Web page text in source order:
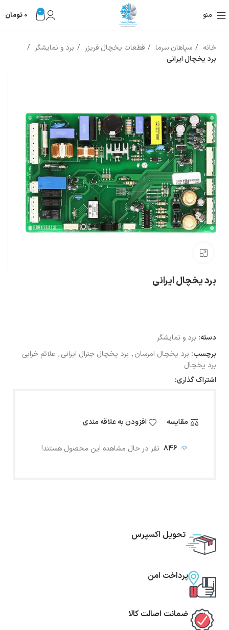
منو 0
0 تومان
خانه سپاهان سرما قطعات یخچال فریزر
برد و نمایشگر
برد یخچال ایرانی
برد یخچال ایرانی
دسته: برد و نمایشگر
برچسب: برد یخچال امرسان, برد یخچال جنرال ایرانی, علائم خرابی
برد یخچال
اشتراک گذاری:
مقایسه افزودن به علاقه مندی
846 نفر در حال مشاهده این محصول هستند!
تحویل اکسپرس
پرداخت امن
ضمانت اصالت کالا